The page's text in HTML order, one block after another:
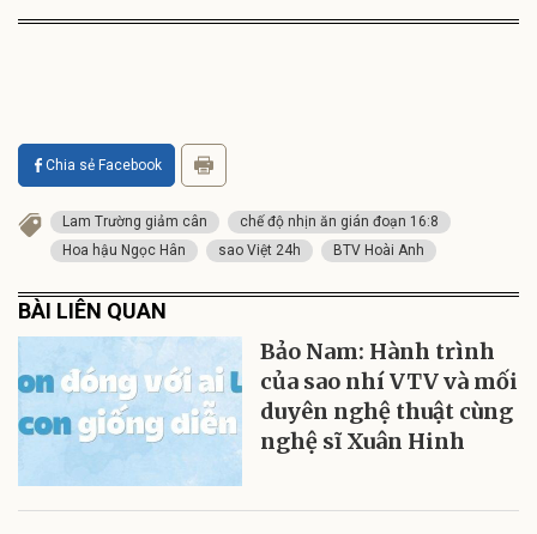
Chia sẻ Facebook
Lam Trường giảm cân
chế độ nhịn ăn gián đoạn 16:8
Hoa hậu Ngọc Hân
sao Việt 24h BTV Hoài Anh
BÀI LIÊN QUAN
Bảo Nam: Hành trình
của sao nhí VTV và mối
duyên nghệ thuật cùng
nghệ sĩ Xuân Hinh